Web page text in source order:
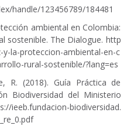
handle/123456789/184481
ambiental en Colombia:
sostenible. The Dialogue. http
la-proteccion-ambiental-en-c
rural-sostenible/?lang=es
R. (2018). Guía Práctica de
Biodiversidad del Ministerio
ieeb.fundacion-biodiversidad.